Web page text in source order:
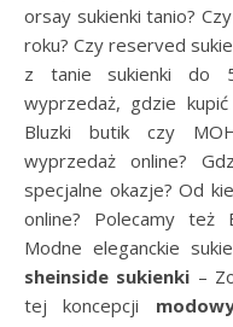
orsay sukienki tanio?
roku? Czy reserved
z tanie sukienki do
wyprzedaż, gdzie
Bluzki butik czy
wyprzedaż online?
specjalne okazje? Od
online? Polecamy też
Modne eleganckie
sheinside sukienki –
tej koncepcji